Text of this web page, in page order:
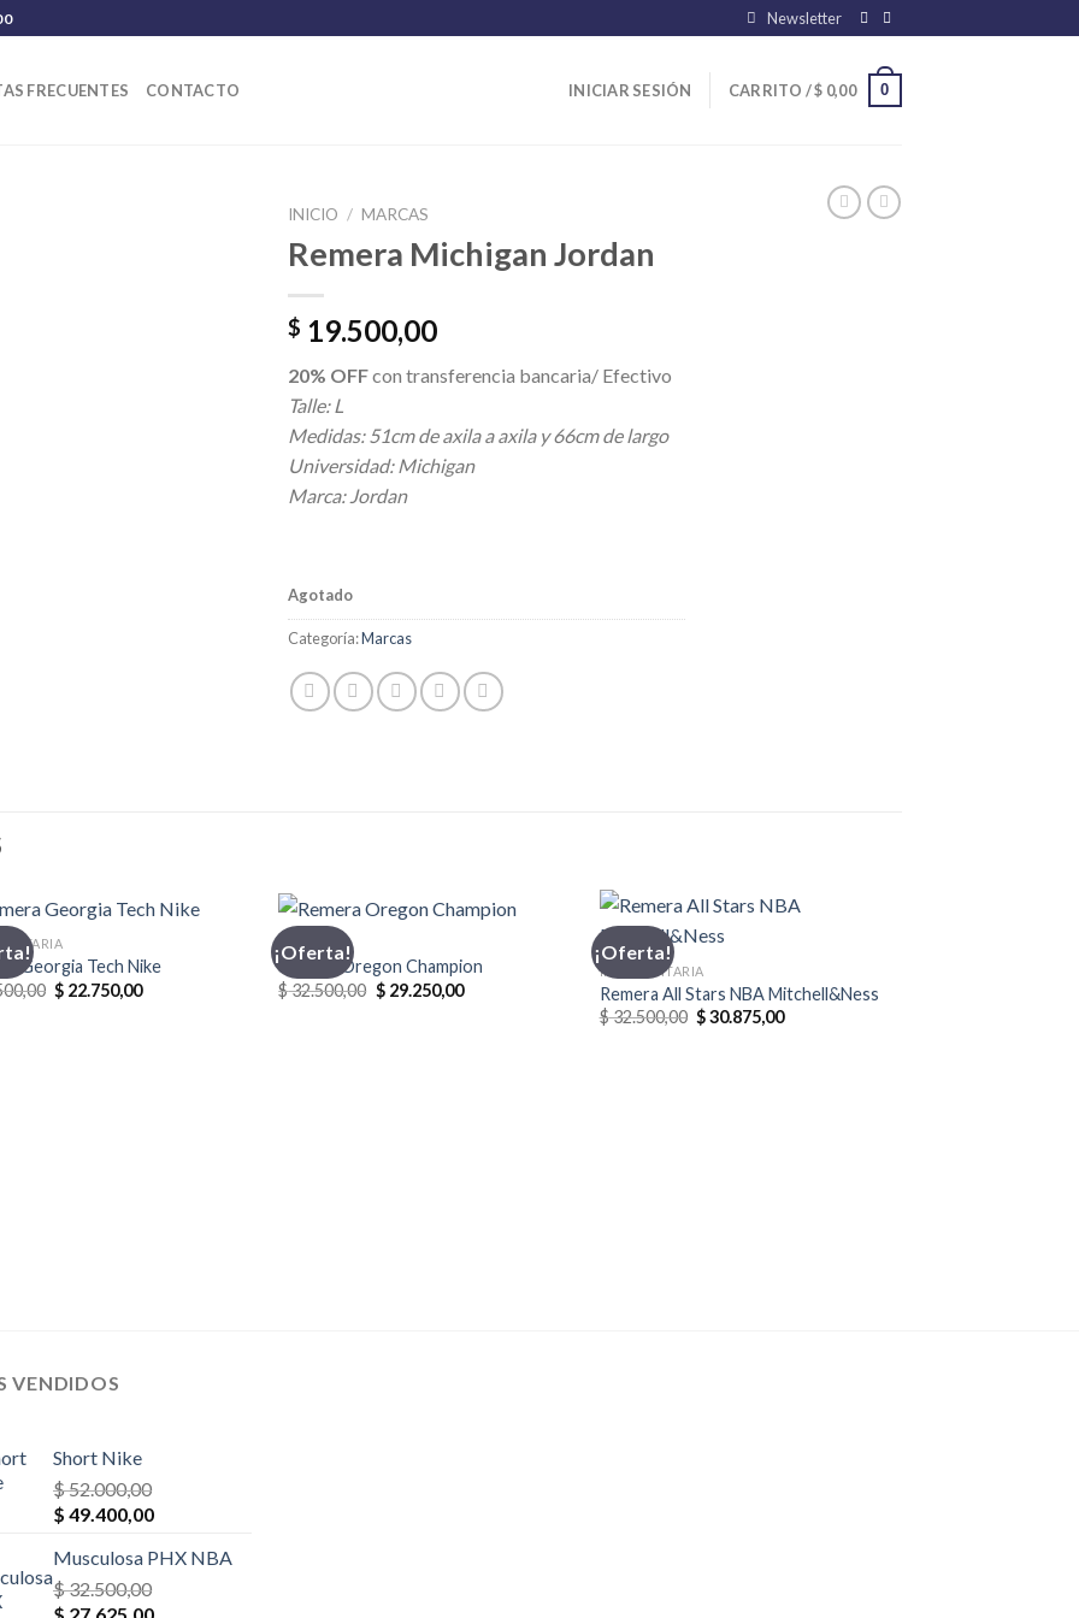
Newsletter
FRECUENTES CONTACTO INICIAR SESIÓN CARRITO /$ 0,00 0
INICIO / MARCAS
Remera Michigan Jordan
$ 19.500,00
20% OFFcon transferencia bancaria/ Efectivo
Talle: L
Medidas: 51cm de axila a axila y 66cm de largo
Universidad: Michigan
Marca: Jordan
Agotado
Categoría:Marcas
Georgia Tech Nike
El
precio
$ 22.750,00El
¡Oferta!
CHAMPION
Remera Oregon Champion
$32.500,00 El
precio
$29.250,00El
¡Oferta!
INDUMENTARIA
Remera All Stars NBA Mitchell&Ness
$32.500,00 El
precio
$30.875,00El
VENDIDOS
Short Nike
$52.000,00
El
original
era:
$ 49.400,00El
actual
Musculosa PHX NBA
$32.500,00
El
El